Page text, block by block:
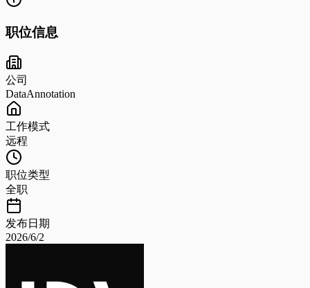
职位信息
公司
DataAnnotation
工作模式
远程
职位类型
全职
发布日期
2026/6/2